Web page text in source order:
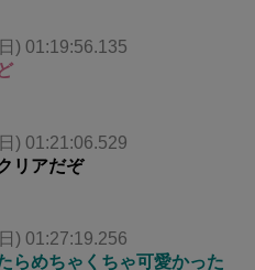
) 01:19:56.135
) 01:21:06.529
リアだぞ
) 01:27:19.256
らめちゃくちゃ可愛かった